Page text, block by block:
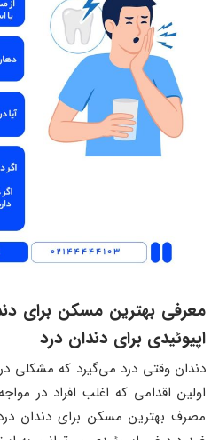
معرفی بهترین مسکن برای
اپیوئیدی برای دندان درد
دندان وقتی درد می‌گیرد که مشکلی
اولین اقدامی که اغلب افراد در
مصرف بهترین مسکن برای دندان